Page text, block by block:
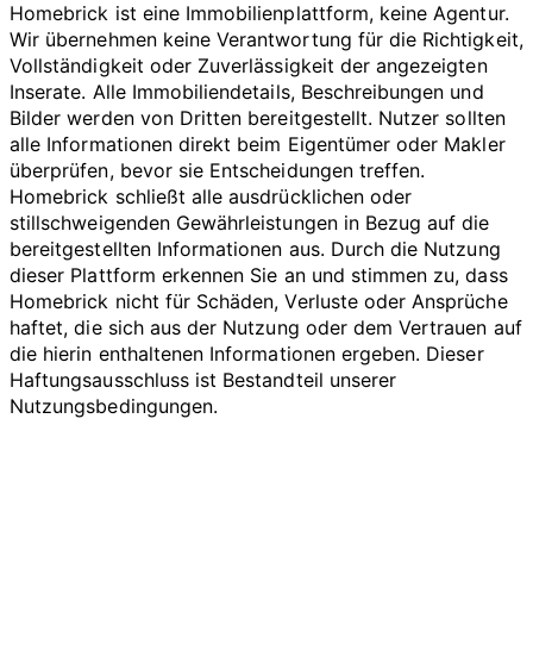
Homebrick ist eine Immobilienplattform, keine Agentur.
Wir übernehmen keine Verantwortung für die Richtigkeit,
Vollständigkeit oder Zuverlässigkeit der angezeigten
Inserate. Alle Immobiliendetails, Beschreibungen und
Bilder werden von Dritten bereitgestellt. Nutzer sollten
alle Informationen direkt beim Eigentümer oder Makler
überprüfen, bevor sie Entscheidungen treffen.
Homebrick schließt alle ausdrücklichen oder
stillschweigenden Gewährleistungen in Bezug auf die
bereitgestellten Informationen aus. Durch die Nutzung
dieser Plattform erkennen Sie an und stimmen zu, dass
Homebrick nicht für Schäden, Verluste oder Ansprüche
haftet, die sich aus der Nutzung oder dem Vertrauen auf
die hierin enthaltenen Informationen ergeben. Dieser
Haftungsausschluss ist Bestandteil unserer
Nutzungsbedingungen.